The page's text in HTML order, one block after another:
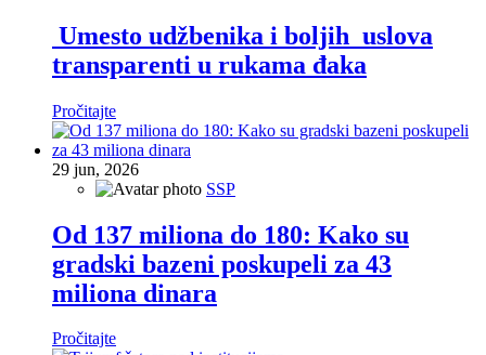
Umesto udžbenika i boljih uslova
transparenti u rukama đaka
Pročitajte
29 jun, 2026
SSP
Od 137 miliona do 180: Kako su
gradski bazeni poskupeli za 43
miliona dinara
Pročitajte